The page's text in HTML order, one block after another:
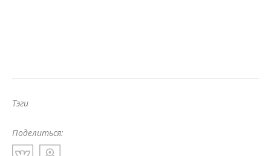
Тэги
Поделиться: